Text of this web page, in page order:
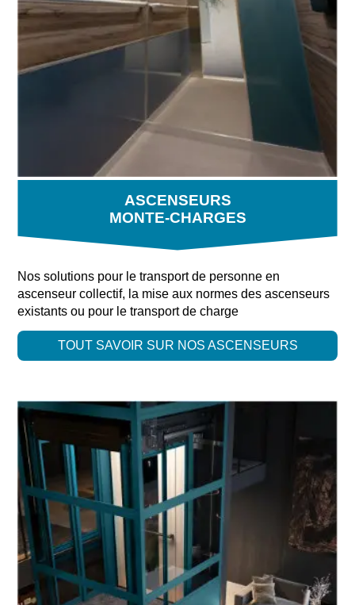
ASCENSEURS
MONTE-CHARGES
Nos solutions pour le transport de personne en
ascenseur collectif, la mise aux normes des ascenseurs
existants ou pour le transport de charge
TOUT SAVOIR SUR NOS ASCENSEURS